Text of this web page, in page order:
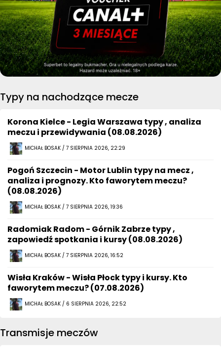
Typy na nachodzące mecze
Korona Kielce - Legia Warszawa typy , analiza
meczu i przewidywania (08.08.2026)
MICHAŁ BOSAK / 7 SIERPNIA 2026, 22:29
Pogoń Szczecin - Motor Lublin typy na mecz ,
analiza i prognozy. Kto faworytem meczu?
(08.08.2026)
MICHAŁ BOSAK / 7 SIERPNIA 2026, 19:36
Radomiak Radom - Górnik Zabrze typy ,
zapowiedź spotkania i kursy (08.08.2026)
MICHAŁ BOSAK / 7 SIERPNIA 2026, 16:52
Wisła Kraków - Wisła Płock typy i kursy. Kto
faworytem meczu? (07.08.2026)
MICHAŁ BOSAK / 6 SIERPNIA 2026, 22:52
Transmisje meczów